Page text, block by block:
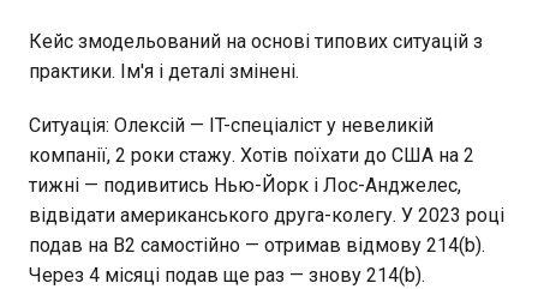
Кейс змодельований на основі типових ситуацій з
практики. Ім'я і деталі змінені.
Ситуація: Олексій — IT-спеціаліст у невеликій
компанії, 2 роки стажу. Хотів поїхати до США на 2
тижні — подивитись Нью-Йорк і Лос-Анджелес,
відвідати американського друга-колегу. У 2023 році
подав на B2 самостійно — отримав відмову 214(b).
Через 4 місяці подав ще раз — знову 214(b).